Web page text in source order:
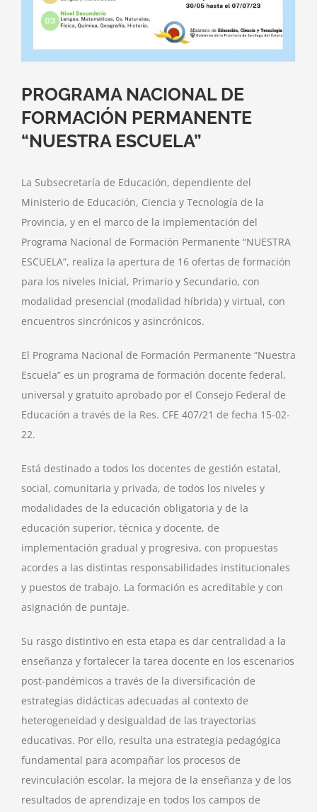
PROGRAMA NACIONAL DE
FORMACIÓN PERMANENTE
“NUESTRA ESCUELA”
La Subsecretaría de Educación, dependiente del
Ministerio de Educación, Ciencia y Tecnología de la
Provincia, y en el marco de la implementación del
Programa Nacional de Formación Permanente “NUESTRA
ESCUELA”, realiza la apertura de 16 ofertas de formación
para los niveles Inicial, Primario y Secundario, con
modalidad presencial (modalidad híbrida) y virtual, con
encuentros sincrónicos y asincrónicos.
El Programa Nacional de Formación Permanente “Nuestra
Escuela” es un programa de formación docente federal,
universal y gratuito aprobado por el Consejo Federal de
Educación a través de la Res. CFE 407/21 de fecha 15-02-
22.
Está destinado a todos los docentes de gestión estatal,
social, comunitaria y privada, de todos los niveles y
modalidades de la educación obligatoria y de la
educación superior, técnica y docente, de
implementación gradual y progresiva, con propuestas
acordes a las distintas responsabilidades institucionales
y puestos de trabajo. La formación es acreditable y con
asignación de puntaje.
Su rasgo distintivo en esta etapa es dar centralidad a la
enseñanza y fortalecer la tarea docente en los escenarios
post-pandémicos a través de la diversificación de
estrategias didácticas adecuadas al contexto de
heterogeneidad y desigualdad de las trayectorias
educativas. Por ello, resulta una estrategia pedagógica
fundamental para acompañar los procesos de
revinculación escolar, la mejora de la enseñanza y de los
resultados de aprendizaje en todos los campos de